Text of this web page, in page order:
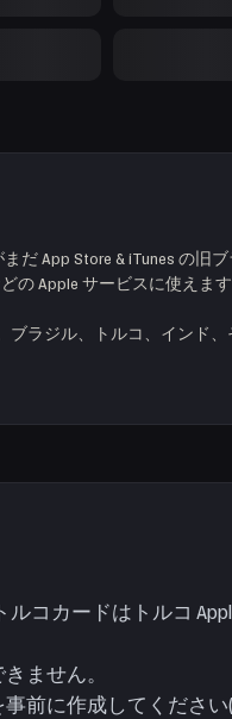
App Store & iTunes の旧
の Apple サービスに使え
ラジル、トルコ、インド
コカードはトルコ
ません。
前に作成してください